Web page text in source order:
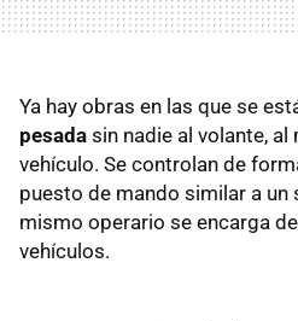
Ya hay obras en las que se
pesada sin nadie al volante,
vehículo. Se controlan de
puesto de mando similar a un
mismo operario se encarga
vehículos.